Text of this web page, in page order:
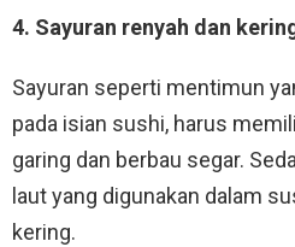
4. Sayuran renyah dan
Sayuran seperti mentimun
pada isian sushi, harus
garing dan berbau segar.
laut yang digunakan dalam
kering.